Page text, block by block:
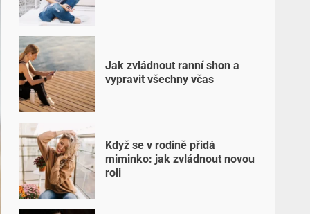
Jak zvládnout ranní shon a
vypravit všechny včas
Když se v rodině přidá
miminko: jak zvládnout novou
roli